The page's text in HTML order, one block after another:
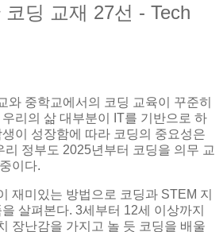
딩 교재 27선 - Tech
와 중학교에서의 코딩 교육이 꾸준히
리의 삶 대부분이 IT를 기반으로 하
이 성장함에 따라 코딩의 중요성은
리 정부도 2025년부터 코딩을 의무 교
이다.
재미있는 방법으로 코딩과 STEM 지
살펴본다. 3세부터 12세 이상까지
장난감을 가지고 놀 듯 코딩을 배울